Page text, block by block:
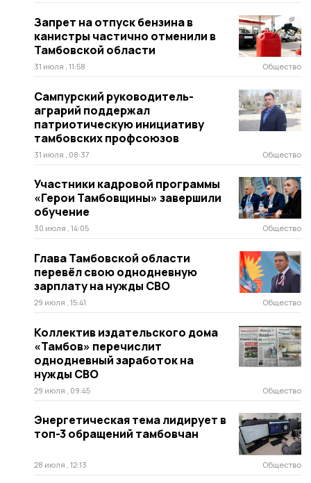
Запрет на отпуск бензина в
канистры частично отменили в
Тамбовской области
31 июля , 11:58 Общество
Сампурский руководитель-
аграрий поддержал
патриотическую инициативу
тамбовских профсоюзов
31 июля , 08:37 Общество
Участники кадровой программы
«Герои Тамбовщины» завершили
обучение
30 июля , 14:05 Общество
Глава Тамбовской области
перевёл свою однодневную
зарплату на нужды СВО
29 июля , 15:41 Общество
Коллектив издательского дома
«Тамбов» перечислит
однодневный заработок на
нужды СВО
29 июля , 09:45 Общество
Энергетическая тема лидирует в
топ-3 обращений тамбовчан
28 июля , 12:13 Общество